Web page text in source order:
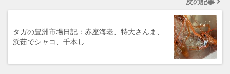
タガの豊洲市場日記：赤座海老、特大さんま、
浜茹でシャコ、千本し…